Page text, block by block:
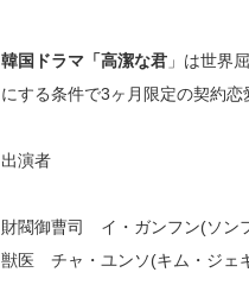
韓国ドラマ「高潔な君」は世界
にする条件で3ヶ月限定の契約恋
出演者
財閥御曹司 イ・ガンフン(ソン
獣医 チャ・ユンソ(キム・ジェ